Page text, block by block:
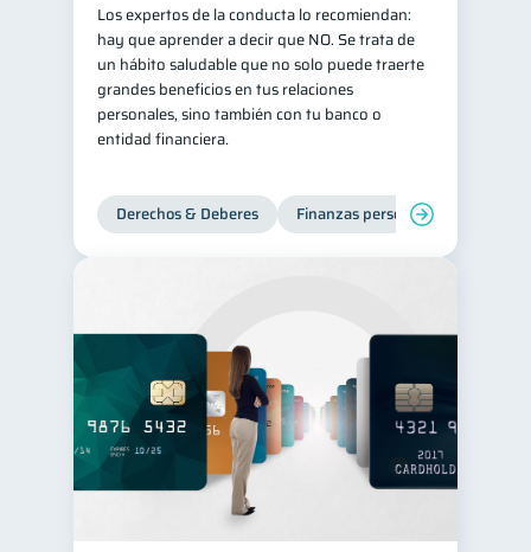
Información financiera 1
inversiones
Salud mental 1 ahorro 1
Retiro
información financiera 1
Los expertos de la conducta lo recomiendan:
hay que aprender a decir que NO. Se trata de
un hábito saludable que no solo puede traerte
grandes beneficios en tus relaciones
personales, sino también con tu banco o
entidad financiera.
Derechos & Deberes Finanzas personales